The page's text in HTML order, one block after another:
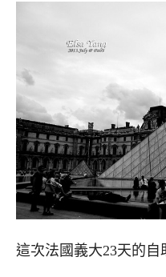
這次法國義大23天的自